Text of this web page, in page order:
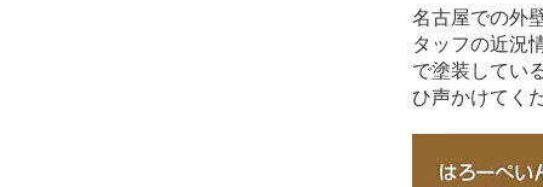
名古屋での外
タッフの近況
で塗装してい
ひ声かけてく